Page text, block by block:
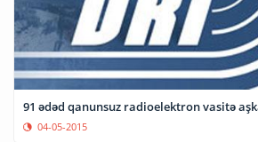
91 ədəd qanunsuz radioelektron vasitə
04-05-2015